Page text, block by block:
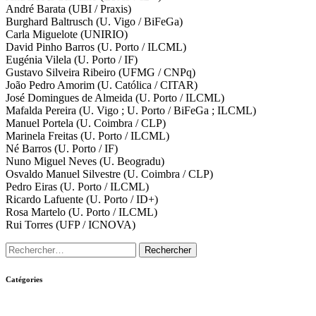
André Barata (UBI / Praxis)
Burghard Baltrusch (U. Vigo / BiFeGa)
Carla Miguelote (UNIRIO)
David Pinho Barros (U. Porto / ILCML)
Eugénia Vilela (U. Porto / IF)
Gustavo Silveira Ribeiro (UFMG / CNPq)
João Pedro Amorim (U. Católica / CITAR)
José Domingues de Almeida (U. Porto / ILCML)
Mafalda Pereira (U. Vigo ; U. Porto / BiFeGa ; ILCML)
Manuel Portela (U. Coimbra / CLP)
Marinela Freitas (U. Porto / ILCML)
Né Barros (U. Porto / IF)
Nuno Miguel Neves (U. Beogradu)
Osvaldo Manuel Silvestre (U. Coimbra / CLP)
Pedro Eiras (U. Porto / ILCML)
Ricardo Lafuente (U. Porto / ID+)
Rosa Martelo (U. Porto / ILCML)
Rui Torres (UFP / ICNOVA)
Catégories